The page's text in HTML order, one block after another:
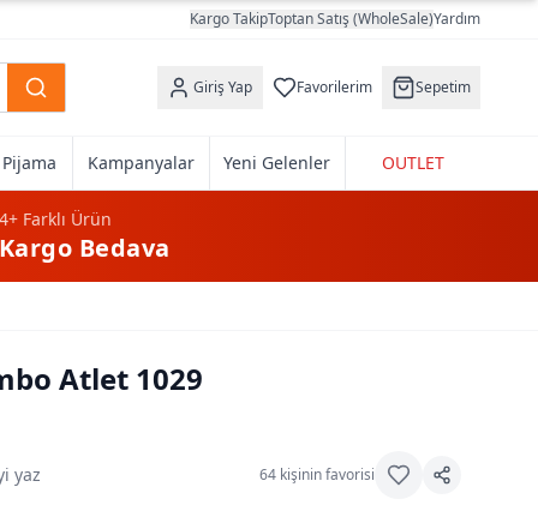
Kargo TakipToptan Satış (WholeSale)Yardım
Giriş Yap Favorilerim Sepetim
Pijama Kampanyalar Yeni Gelenler OUTLET
4+Farklı Ürün
Bedava
Atlet 1029
yaz 64 kişinin favorisi